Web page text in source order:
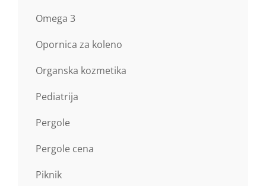
Omega 3
Opornica za koleno
Organska kozmetika
Pediatrija
Pergole
Pergole cena
Piknik